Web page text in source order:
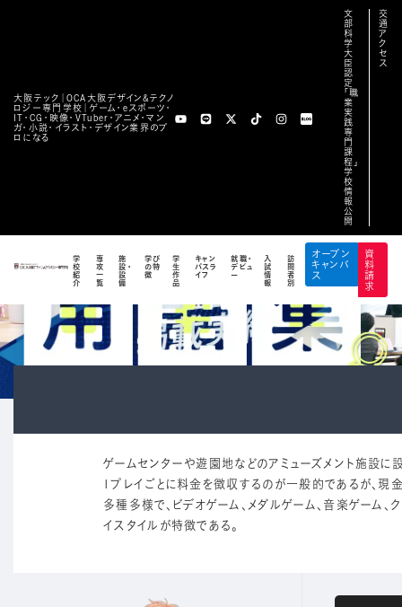
大阪テック｜OCA⼤阪デザイン&テクノ
ロジー専⾨学校｜ゲーム・eスポーツ・
IT・CG・映像・VTuber・アニメ・マン
ガ・小説・イラスト・デザイン業界のプ
ロになる
文
部
科
学
大
臣
認
定
「職
業
実
践
専
門
課
程」
学
校
情
報
公
開
交
通
ア
ク
セ
ス
学
校
紹
介
専
攻
一
覧
施
設・
設
備
学び
の特
徴
学
生
作
品
キャン
パスラ
イフ
就職・
デビュ
ー
入
試
情
報
訪
問
者
別
オープン
キャンパ
ス
資
料
請
求
ゲームセンターや遊園地などのアミューズメント施設に
1プレイごとに料金を徴収するのが一般的であるが、現
多種多様で、ビデオゲーム、メダルゲーム、音楽ゲーム
イスタイルが特徴である。